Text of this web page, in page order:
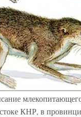
КНР, в